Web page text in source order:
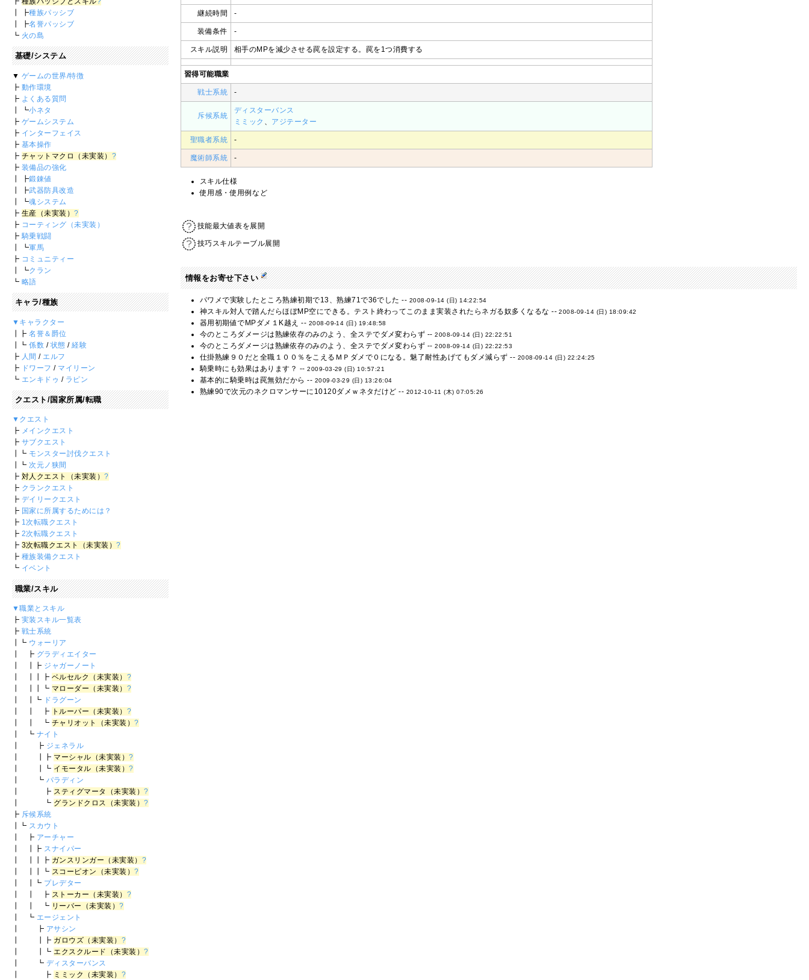
継続時間 -
装備条件 -
スキル説明 相手のMPを減少させる罠を設定する。罠を1つ消費する
習得可能職業
戦士系統 -
斥候系統
ディスターバンス
ミミック 、 アジテーター
聖職者系統 -
魔術師系統 -
スキル仕様
使用感・使用例など
技能最大値表を展開
技巧スキルテーブル展開
情報をお寄せ下さい
パワメで実験したところ熟練初期で13、熟練71で36でした -- 2008-09-14 (日) 14:22:54
神スキル対人で踏んだらほぼMP空にできる。テスト終わってこのまま実装されたらネガる奴多くなるな --2008-09-14 (日) 18:09:42
器用初期値でMPダメ１K越え -- 2008-09-14 (日) 19:48:58
今のところダメージは熟練依存のみのよう、全ステでダメ変わらず --2008-09-14 (日) 22:22:51
今のところダメージは熟練依存のみのよう、全ステでダメ変わらず --2008-09-14 (日) 22:22:53
仕掛熟練９０だと全職１００％をこえるＭＰダメで０になる。魅了耐性あげてもダメ減らず -- 2008-09-14 (日) 22:24:25
騎乗時にも効果はあります？ --2009-03-29 (日) 10:57:21
基本的に騎乗時は罠無効だから -- 2009-03-29 (日) 13:26:04
熟練90で次元のネクロマンサーに10120ダメｗネタだけど -- 2012-10-11 (木) 07:05:26
┃ ┣種族パッシブ
┃ ┣名誉パッシブ
┗ 火の島
基礎/システム
▼ ゲームの世界/特徴
┣ 動作環境
┣ よくある質問
┃ ┗小ネタ
┣ ゲームシステム
┣ インターフェイス
┣ 基本操作
┣ チャットマクロ（未実装） ?
┣ 装備品の強化
┃ ┣鍛錬値
┃ ┣武器防具改造
┃ ┗魂システム
┣ 生産（未実装）?
┣ コーティング（未実装）
┣ 騎乗戦闘
┃ ┗軍馬
┣ コミュニティー
┃ ┗クラン
┗ 略語
キャラ/種族
▼キャラクター
┃┣名誉＆爵位
┃┗係数 / 状態 /経験
┣ 人間 / エルフ
┣ ドワーフ / マイリーン
┗ エンキドゥ / ラピン
クエスト/国家所属/転職
▼クエスト
┣ メインクエスト
┣ サブクエスト
┃┗ モンスター討伐クエスト
┃┗ 次元ノ狭間
┣ 対人クエスト（未実装）?
┣ クランクエスト
┣ デイリークエスト
┣ 国家に所属するためには？
┣ 1次転職クエスト
┣ 2次転職クエスト
┣ 3次転職クエスト（未実装）?
┣ 種族装備クエスト
┗ イベント
職業/スキル
▼職業とスキル
┣ 実装スキル一覧表
┣ 戦士系統
┃┗ ウォーリア
┃ ┣ グラディエイター
┃ ┃┣ ジャガーノート
┃ ┃┃┣ ベルセルク（未実装） ?
┃ ┃┃┗ マローダー（未実装） ?
┃ ┃┗ ドラグーン
┃ ┃ ┣ トルーパー（未実装） ?
┃ ┃ ┗ チャリオット（未実装）?
┃ ┗ ナイト
┃ ┣ ジェネラル
┃ ┃┣ マーシャル（未実装）?
┃ ┃┗ イモータル（未実装）?
┃ ┗ パラディン
┃ ┣ スティグマータ（未実装）?
┃ ┗ グランドクロス（未実装）?
┣ 斥候系統
┃┗ スカウト
┃ ┣ アーチャー
┃ ┃┣ スナイパー
┃ ┃┃┣ ガンスリンガー（未実装） ?
┃ ┃┃┗ スコーピオン（未実装）?
┃ ┃┗ プレデター
┃ ┃ ┣ ストーカー（未実装） ?
┃ ┃ ┗ リーバー（未実装）?
┃ ┗ エージェント
┃ ┣ アサシン
┃ ┃┣ ガロウズ（未実装） ?
┃ ┃┗エクスクルード（未実装）?
┃ ┗ ディスターバンス
┃ ┣ ミミック（未実装） ?